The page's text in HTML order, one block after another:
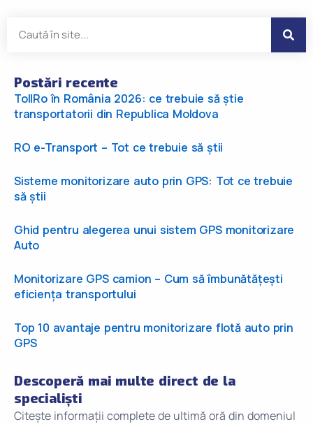
Postări recente
TollRo în România 2026: ce trebuie să știe
transportatorii din Republica Moldova
RO e-Transport – Tot ce trebuie să știi
Sisteme monitorizare auto prin GPS: Tot ce trebuie
să știi
Ghid pentru alegerea unui sistem GPS monitorizare
Auto
Monitorizare GPS camion – Cum să îmbunătățești
eficiența transportului
Top 10 avantaje pentru monitorizare flotă auto prin
GPS
Descoperă mai multe direct de la
specialiști
Citește informații complete de ultimă oră din domeniul